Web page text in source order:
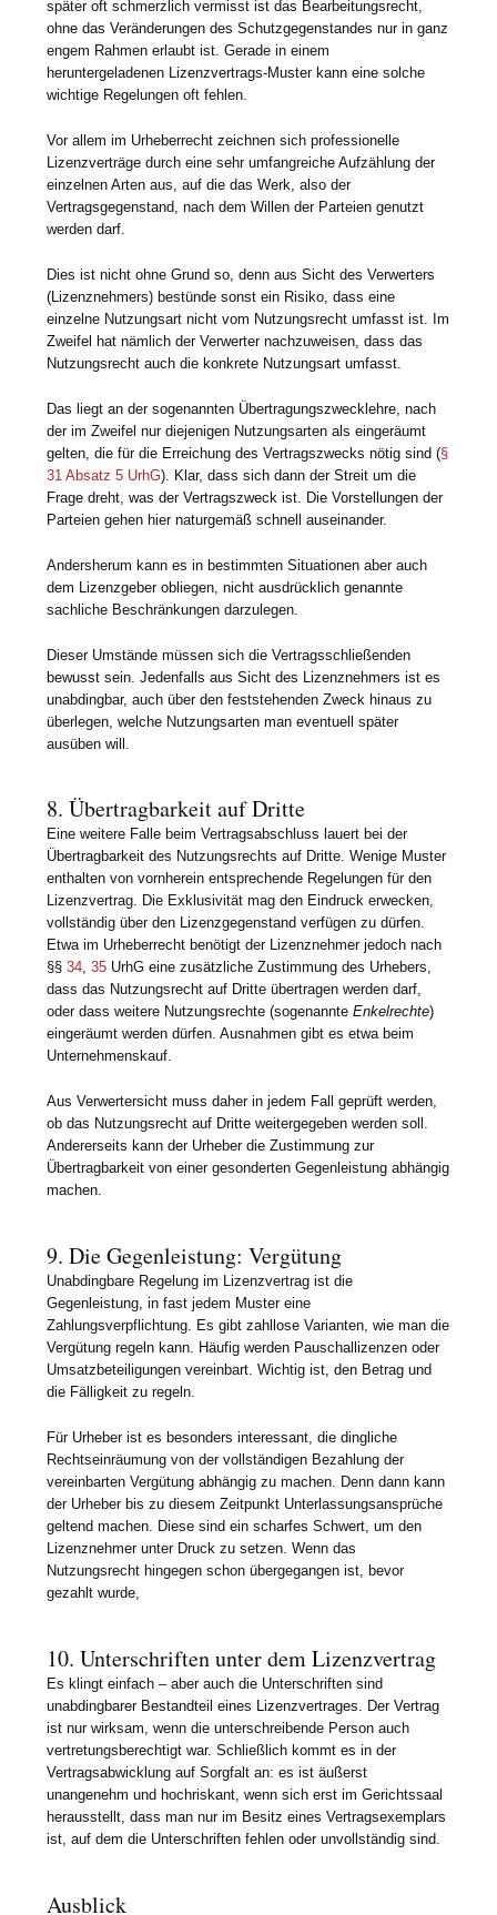
später oft schmerzlich vermisst ist das Bearbeitungsrecht,
ohne das Veränderungen des Schutzgegenstandes nur in ganz
engem Rahmen erlaubt ist. Gerade in einem
heruntergeladenen Lizenzvertrags-Muster kann eine solche
wichtige Regelungen oft fehlen.
Vor allem im Urheberrecht zeichnen sich professionelle
Lizenzverträge durch eine sehr umfangreiche Aufzählung der
einzelnen Arten aus, auf die das Werk, also der
Vertragsgegenstand, nach dem Willen der Parteien genutzt
werden darf.
Dies ist nicht ohne Grund so, denn aus Sicht des Verwerters
(Lizenznehmers) bestünde sonst ein Risiko, dass eine
einzelne Nutzungsart nicht vom Nutzungsrecht umfasst ist. Im
Zweifel hat nämlich der Verwerter nachzuweisen, dass das
Nutzungsrecht auch die konkrete Nutzungsart umfasst.
Das liegt an der sogenannten Übertragungszwecklehre, nach
der im Zweifel nur diejenigen Nutzungsarten als eingeräumt
gelten, die für die Erreichung des Vertragszwecks nötig sind (§
31 Absatz 5 UrhG). Klar, dass sich dann der Streit um die
Frage dreht, was der Vertragszweck ist. Die Vorstellungen der
Parteien gehen hier naturgemäß schnell auseinander.
Andersherum kann es in bestimmten Situationen aber auch
dem Lizenzgeber obliegen, nicht ausdrücklich genannte
sachliche Beschränkungen darzulegen.
Dieser Umstände müssen sich die Vertragsschließenden
bewusst sein. Jedenfalls aus Sicht des Lizenznehmers ist es
unabdingbar, auch über den feststehenden Zweck hinaus zu
überlegen, welche Nutzungsarten man eventuell später
ausüben will.
8. Übertragbarkeit auf Dritte
Eine weitere Falle beim Vertragsabschluss lauert bei der
Übertragbarkeit des Nutzungsrechts auf Dritte. Wenige Muster
enthalten von vornherein entsprechende Regelungen für den
Lizenzvertrag. Die Exklusivität mag den Eindruck erwecken,
vollständig über den Lizenzgegenstand verfügen zu dürfen.
Etwa im Urheberrecht benötigt der Lizenznehmer jedoch nach
§§34,35 UrhG eine zusätzliche Zustimmung des Urhebers,
dass das Nutzungsrecht auf Dritte übertragen werden darf,
oder dass weitere Nutzungsrechte (sogenannteEnkelrechte)
eingeräumt werden dürfen. Ausnahmen gibt es etwa beim
Unternehmenskauf.
Aus Verwertersicht muss daher in jedem Fall geprüft werden,
ob das Nutzungsrecht auf Dritte weitergegeben werden soll.
Andererseits kann der Urheber die Zustimmung zur
Übertragbarkeit von einer gesonderten Gegenleistung abhängig
machen.
9. Die Gegenleistung: Vergütung
Unabdingbare Regelung im Lizenzvertrag ist die
Gegenleistung, in fast jedem Muster eine
Zahlungsverpflichtung. Es gibt zahllose Varianten, wie man die
Vergütung regeln kann. Häufig werden Pauschallizenzen oder
Umsatzbeteiligungen vereinbart. Wichtig ist, den Betrag und
die Fälligkeit zu regeln.
Für Urheber ist es besonders interessant, die dingliche
Rechtseinräumung von der vollständigen Bezahlung der
vereinbarten Vergütung abhängig zu machen. Denn dann kann
der Urheber bis zu diesem Zeitpunkt Unterlassungsansprüche
geltend machen. Diese sind ein scharfes Schwert, um den
Lizenznehmer unter Druck zu setzen. Wenn das
Nutzungsrecht hingegen schon übergegangen ist, bevor
gezahlt wurde,
10. Unterschriften unter dem Lizenzvertrag
Es klingt einfach – aber auch die Unterschriften sind
unabdingbarer Bestandteil eines Lizenzvertrages. Der Vertrag
ist nur wirksam, wenn die unterschreibende Person auch
vertretungsberechtigt war. Schließlich kommt es in der
Vertragsabwicklung auf Sorgfalt an: es ist äußerst
unangenehm und hochriskant, wenn sich erst im Gerichtssaal
herausstellt, dass man nur im Besitz eines Vertragsexemplars
ist, auf dem die Unterschriften fehlen oder unvollständig sind.
Ausblick